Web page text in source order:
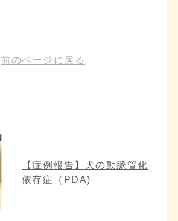
前のページに戻る
【症例報告】犬の動脈管化
依存症（PDA)